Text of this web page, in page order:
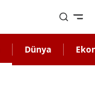
Dünya